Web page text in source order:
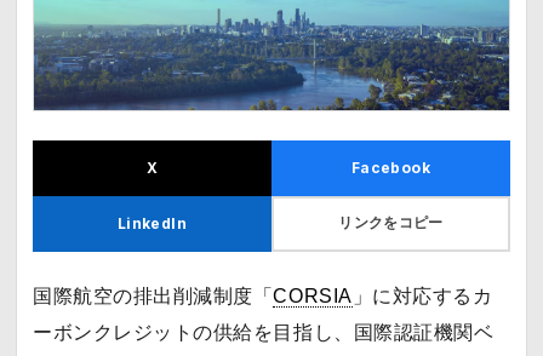
X Facebook
LinkedIn リンクをコピー
国際航空の排出削減制度「CORSIA 」に対応するカ
ーボンクレジットの供給を目指し、国際認証機関ベ